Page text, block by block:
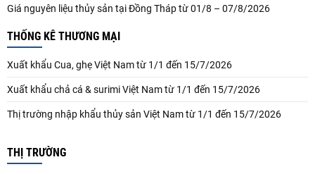
Giá nguyên liệu thủy sản tại Đồng Tháp từ 01/8 – 07/8/2026
THỐNG KÊ THƯƠNG MẠI
Xuất khẩu Cua, ghẹ Việt Nam từ 1/1 đến 15/7/2026
Xuất khẩu chả cá & surimi Việt Nam từ 1/1 đến 15/7/2026
Thị trường nhập khẩu thủy sản Việt Nam từ 1/1 đến 15/7/2026
THỊ TRƯỜNG